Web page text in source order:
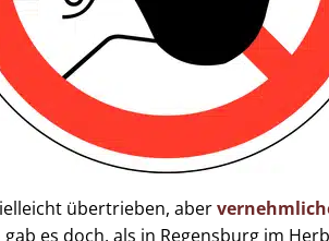
übertrieben, aber
gab es doch, als in Regensburg im